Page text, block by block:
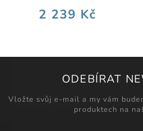
2 239 Kč
ODEBÍRAT
Vložte svůj e-mail a my vám
produktech na